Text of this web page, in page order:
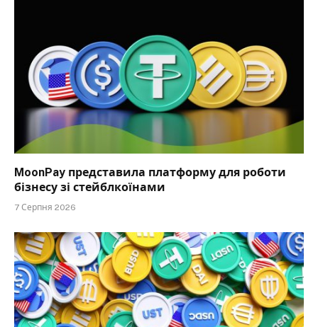
MoonPay представила платформу для роботи
бізнесу зі стейблкоїнами
7 Серпня 2026